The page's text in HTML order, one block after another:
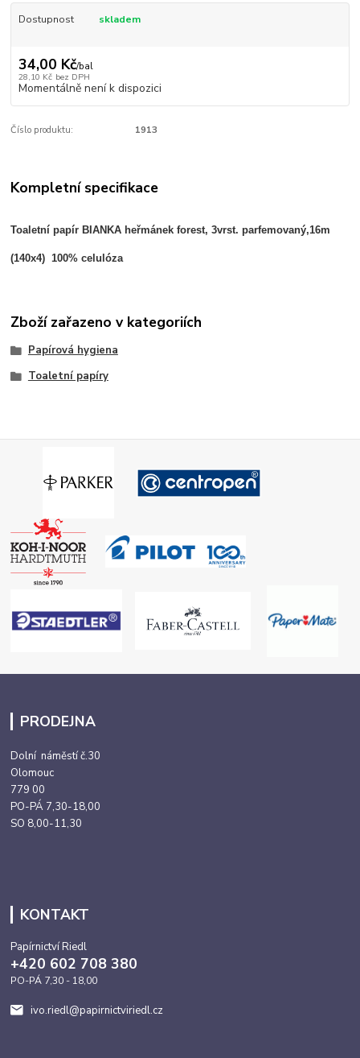
Dostupnost skladem
34,00 Kč/bal
28,10 Kč bez DPH
Momentálně není k dispozici
Číslo produktu: 1913
Kompletní specifikace
Toaletní papír BIANKA heřmánekforest,3vrst.parfemovaný,16m
(140x4) 100% celulóza
Zboží zařazeno v kategoriích
Papírová hygiena
Toaletní papíry
PRODEJNA
Dolní náměstí č.30
Olomouc
779 00
PO-PÁ 7,30-18,00
SO 8,00-11,30
KONTAKT
Papírnictví Riedl
+420 602 708 380
PO-PÁ 7,30 - 18,00
ivo.riedl@papirnictviriedl.cz